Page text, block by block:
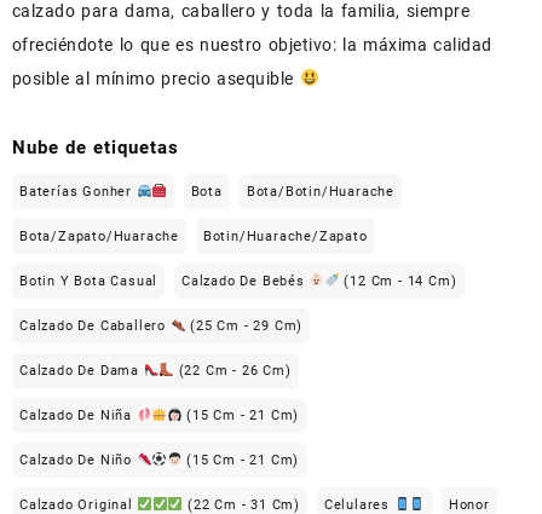
calzado para dama, caballero y toda la familia, siempre
ofreciéndote lo que es nuestro objetivo: la máxima calidad
posible al mínimo precio asequible
Nube de etiquetas
Baterías Gonher Bota Bota/Botin/Huarache
Bota/Zapato/Huarache Botin/Huarache/Zapato
Botin Y Bota Casual Calzado De Bebés (12 Cm - 14 Cm)
Calzado De Caballero (25 Cm - 29 Cm)
Calzado De Dama (22 Cm - 26 Cm)
Calzado De Niña (15 Cm - 21 Cm)
Calzado De Niño (15 Cm - 21 Cm)
Calzado Original (22 Cm - 31 Cm) Celulares Honor